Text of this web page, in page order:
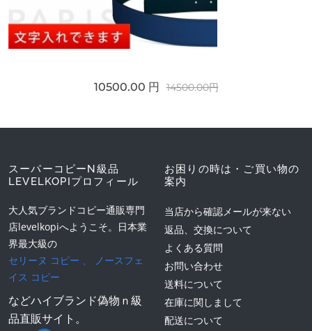
10500.00 円 14500.00円
スーパーコピーN級品
LEVELKOPIプロフィール
大人気ブランドコピー通販専門
店levelkopiへようこそ。日本業
界最大級の
セリーヌ コピー 、
ノースフェ
イス コピー
などハイブランド偽物ｎ級
品直販サイト。
お困りの時は・ご買い物の
案内
当店から確認メールが来ない
返品、交換について
よくある質問
お問い合わせ
送料について
在庫に関しまして
配送について